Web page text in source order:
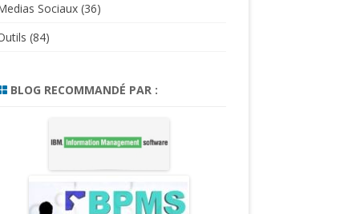
Sociaux(36)
(84)
BLOG RECOMMANDÉ PAR :